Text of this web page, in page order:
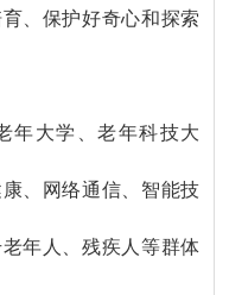
、保护好奇心和探索
大学、老年科技大
、网络通信、智能技
年人、残疾人等群体